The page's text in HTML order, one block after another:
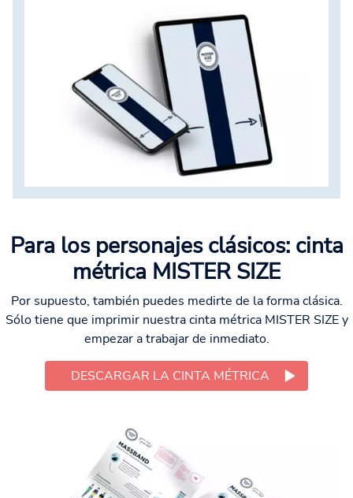
Para los personajes clásicos: cinta
métrica MISTER SIZE
Por supuesto, también puedes medirte de la forma clásica.
Sólo tiene que imprimir nuestra cinta métrica MISTER SIZE y
empezar a trabajar de inmediato.
DESCARGAR LA CINTA MÉTRICA